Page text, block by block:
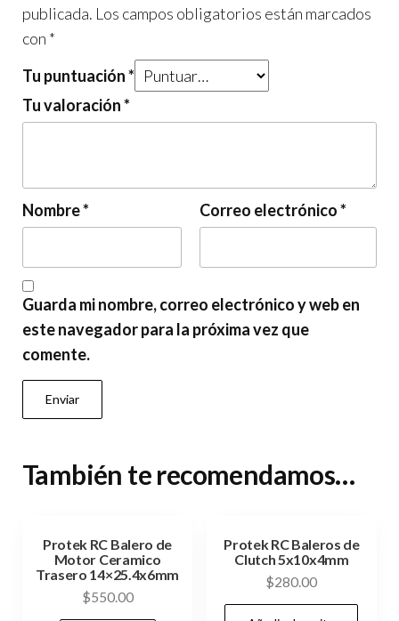
publicada. Los campos obligatorios están marcados
con *
Tu puntuación*
Tu valoración*
Nombre* Correo electrónico*
Guarda mi nombre, correo electrónico y web en
este navegador para la próxima vez que
comente.
También te recomendamos…
Protek RC Balero de
Motor Ceramico
Trasero 14×25.4x6mm
$550.00
Protek RC Baleros de
Clutch 5x10x4mm
$280.00